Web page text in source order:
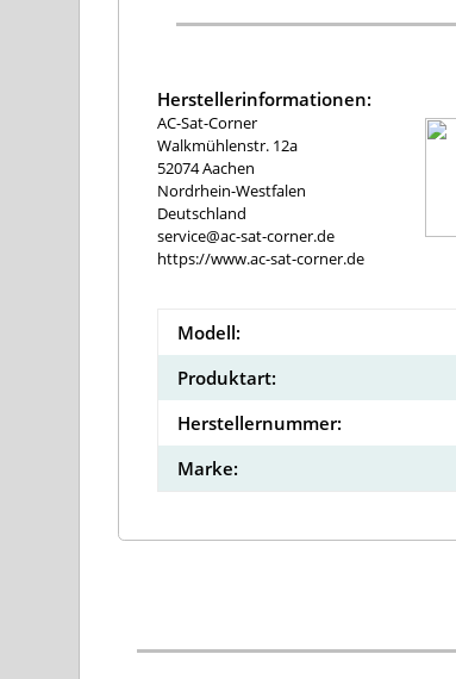
Herstellerinformationen:
AC-Sat-Corner
Walkmühlenstr. 12a
52074 Aachen
Nordrhein-Westfalen
Deutschland
service@ac-sat-corner.de
https://www.ac-sat-corner.de
Modell:
Produktart:
Herstellernummer:
Marke: